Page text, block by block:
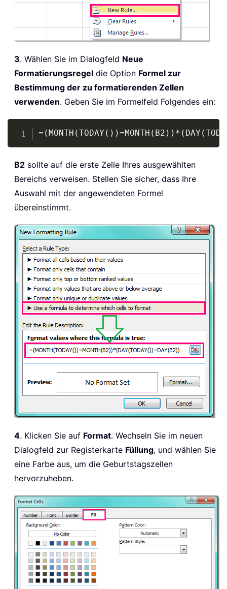
3. Wählen Sie im Dialogfeld Neue
Formatierungsregel die Option Formel zur
Bestimmung der zu formatierenden Zellen
verwenden. Geben Sie im Formelfeld Folgendes ein:
Copy
B2 sollte auf die erste Zelle Ihres ausgewählten
Bereichs verweisen. Stellen Sie sicher, dass Ihre
Auswahl mit der angewendeten Formel
übereinstimmt.
4. Klicken Sie auf Format. Wechseln Sie im neuen
Dialogfeld zur Registerkarte Füllung, und wählen Sie
eine Farbe aus, um die Geburtstagszellen
hervorzuheben.